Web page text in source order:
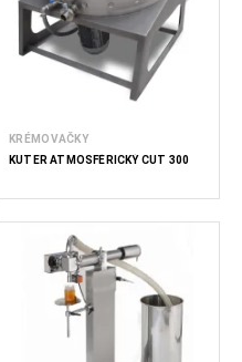
KRÉMOVAČKY
KUTER ATMOSFÉRICKÝ CUT 300